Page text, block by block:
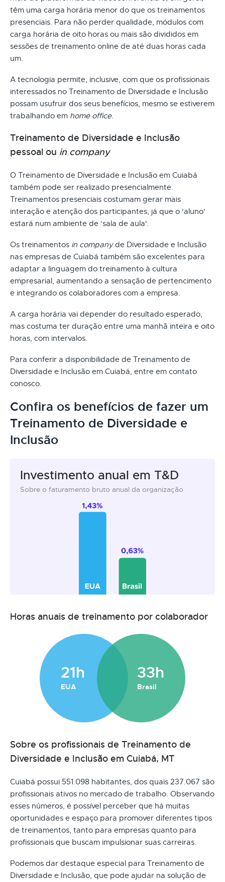
têm uma carga horária menor do que os treinamentos
presenciais. Para não perder qualidade, módulos com
carga horária de oito horas ou mais são divididos em
sessões de treinamento online de até duas horas cada
um.
A tecnologia permite, inclusive, com que os profissionais
interessados no Treinamento de Diversidade e Inclusão
possam usufruir dos seus benefícios, mesmo se estiverem
trabalhando em home office.
Treinamento de Diversidade e Inclusão
pessoal ou in company
O Treinamento de Diversidade e Inclusão em Cuiabá
também pode ser realizado presencialmente.
Treinamentos presenciais costumam gerar mais
interação e atenção dos participantes, já que o 'aluno'
estará num ambiente de ‘sala de aula'.
Os treinamentos in companyde Diversidade e Inclusão
nas empresas de Cuiabá também são excelentes para
adaptar a linguagem do treinamento à cultura
empresarial, aumentando a sensação de pertencimento
e integrando os colaboradores com a empresa.
A carga horária vai depender do resultado esperado,
mas costuma ter duração entre uma manhã inteira e oito
horas, com intervalos.
Para conferir a disponibilidade de Treinamento de
Diversidade e Inclusão em Cuiabá, entre em contato
conosco.
Confira os benefícios de fazer um
Treinamento de Diversidade e
Inclusão
Investimento anual em T&D
Sobre o faturamento bruto anual da organização
Horas anuais de treinamento por colaborador
21h
EUA
33h
Brasil
Sobre os profissionais de Treinamento de
Diversidade e Inclusão em Cuiabá, MT
Cuiabá possui 551.098 habitantes, dos quais 237.067 são
profissionais ativos no mercado de trabalho. Observando
esses números, é possível perceber que há muitas
oportunidades e espaço para promover diferentes tipos
de treinamentos, tanto para empresas quanto para
profissionais que buscam impulsionar suas carreiras.
Podemos dar destaque especial para Treinamento de
Diversidade e Inclusão, que pode ajudar na solução de